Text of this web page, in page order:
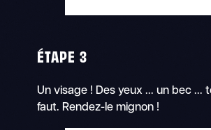
ÉTAPE 3
Un visage ! Des yeux ... un bec ...
faut. Rendez-le mignon !